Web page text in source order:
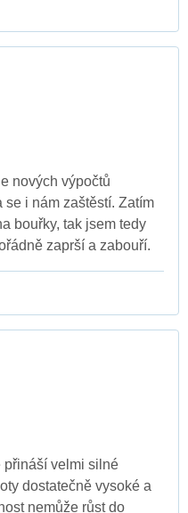
nových výpočtů
se i nám zaštěstí. Zatím
bouřky, tak jsem tedy
zaprší a zabouří.
přináší velmi silné
dostatečně vysoké a
nemůže růst do